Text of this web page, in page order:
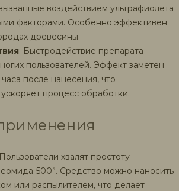
воздействием ультрафиолета
факторами. Особенно эффективен
древесины.
: Быстродействие препарата
пользователей. Эффект заметен
после нанесения, что
процесс обработки.
хвалят простоту
500”. Средство можно наносить
или распылителем, что делает